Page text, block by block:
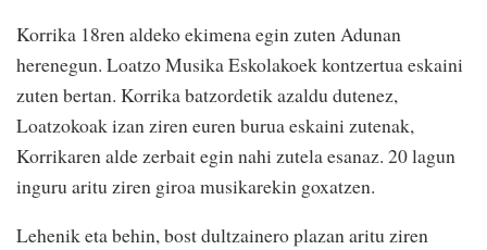
Korrika 18ren aldeko ekimena egin zuten Adunan
herenegun. Loatzo Musika Eskolakoek kontzertua eskaini
zuten bertan. Korrika batzordetik azaldu dutenez,
Loatzokoak izan ziren euren burua eskaini zutenak,
Korrikaren alde zerbait egin nahi zutela esanaz. 20 lagun
inguru aritu ziren giroa musikarekin goxatzen.
Lehenik eta behin, bost dultzainero plazan aritu ziren